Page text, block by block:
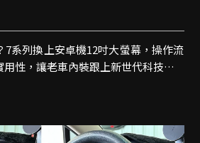
7系列換上安卓機12吋大螢幕，操作流
性，讓老車內裝跟上新世代科技感